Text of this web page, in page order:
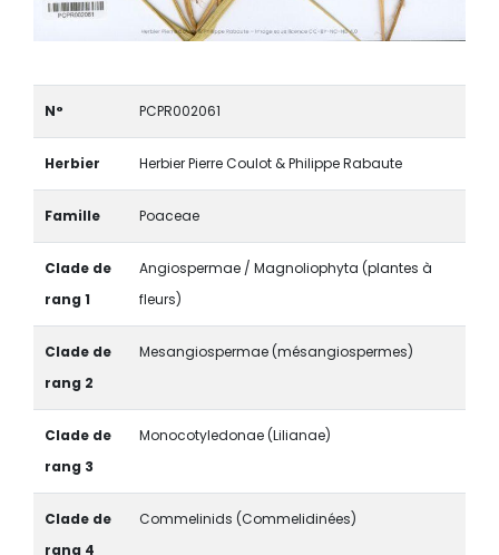
N° PCPR002061
Herbier Herbier Pierre Coulot & Philippe Rabaute
Famille Poaceae
Clade de
rang 1
Angiospermae / Magnoliophyta (plantes à
fleurs)
Clade de
rang 2
Mesangiospermae (mésangiospermes)
Clade de
rang 3
Monocotyledonae (Lilianae)
Clade de
rang 4
Commelinids (Commelidinées)